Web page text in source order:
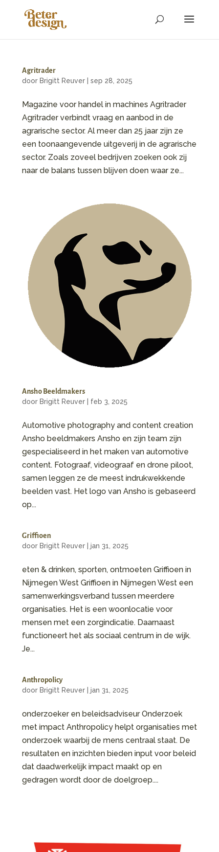
Agritrader
door Brigitt Reuver| sep 28, 2025
Magazine voor handel in machines Agritrader
Agritrader verbindt vraag en aanbod in de
agrarische sector. Al meer dan 25 jaar zijn ze
een toonaangevende uitgeverij in de agrarische
sector. Zoals zoveel bedrijven zoeken ook zij
naar de balans tussen blijven doen waar ze...
Ansho Beeldmakers
door Brigitt Reuver| feb 3, 2025
Automotive photography and content creation
Ansho beeldmakers Ansho en zijn team zijn
gespecialiseerd in het maken van automotive
content. Fotograaf, videograaf en drone piloot,
samen leggen ze de meest indrukwekkende
beelden vast. Het logo van Ansho is gebaseerd
op...
Griffioen
door Brigitt Reuver| jan 31, 2025
eten & drinken, sporten, ontmoeten Griffioen in
Nijmegen West Griffioen in Nijmegen West een
samenwerkingsverband tussen meerdere
organisaties. Het is een woonlocatie voor
mensen met een zorgindicatie. Daarnaast
functioneert het als sociaal centrum in de wijk.
Je...
Anthropolicy
door Brigitt Reuver| jan 31, 2025
onderzoeker en beleidsadviseur Onderzoek
met impact Anthropolicy helpt organisaties met
onderzoek waarbij de mens centraal staat. De
resultaten en inzichten bieden input voor beleid
dat daadwerkelijk impact maakt op en
gedragen wordt door de doelgroep....